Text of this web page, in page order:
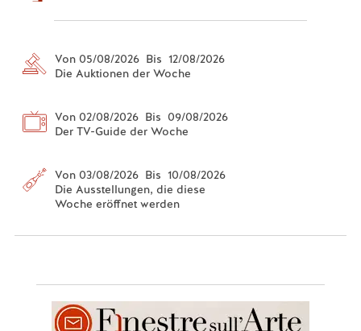
Von 05/08/2026 Bis 12/08/2026
Die Auktionen der Woche
Von 02/08/2026 Bis 09/08/2026
Der TV-Guide der Woche
Von 03/08/2026 Bis 10/08/2026
Die Ausstellungen, die diese
Woche eröffnet werden